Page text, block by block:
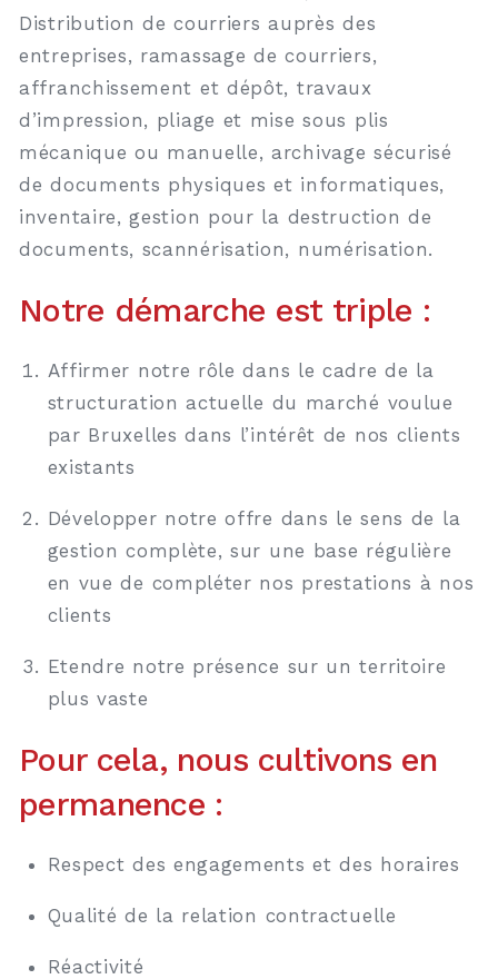
Distribution de courriers auprès des
entreprises, ramassage de courriers,
affranchissement et dépôt, travaux
d’impression, pliage et mise sous plis
mécanique ou manuelle, archivage sécurisé
de documents physiques et informatiques,
inventaire, gestion pour la destruction de
documents, scannérisation, numérisation.
Notre démarche est triple :
Affirmer notre rôle dans le cadre de la
structuration actuelle du marché voulue
par Bruxelles dans l’intérêt de nos clients
existants
Développer notre offre dans le sens de la
gestion complète, sur une base régulière
en vue de compléter nos prestations à nos
clients
Etendre notre présence sur un territoire
plus vaste
Pour cela, nous cultivons en
permanence :
Respect des engagements et des horaires
Qualité de la relation contractuelle
Réactivité